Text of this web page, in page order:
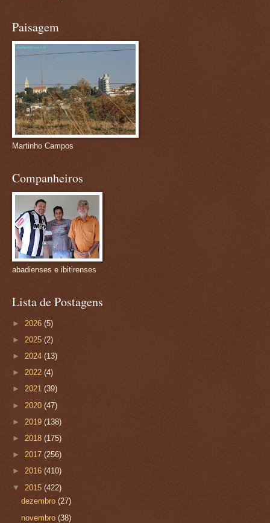
Paisagem
Martinho Campos
Companheiros
abadienses e ibitirenses
Lista de Postagens
► 2026 (5)
► 2025 (2)
► 2024 (13)
► 2022 (4)
► 2021 (39)
► 2020 (47)
► 2019 (138)
► 2018 (175)
► 2017 (256)
► 2016 (410)
▼ 2015 (422)
dezembro(27)
novembro(38)